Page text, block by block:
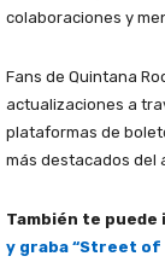
colaboraciones y
Fans de Quintana
actualizaciones a
plataformas de
más destacados del
También te
y graba “Street of